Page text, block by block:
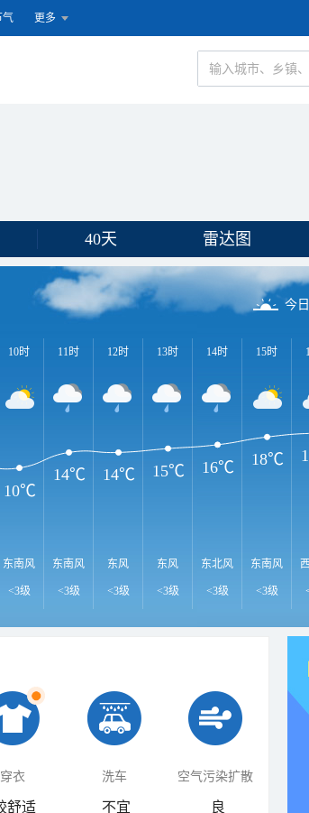
气 更多
40天 雷达图
今
10时
东南风
<3级
11时
东南风
<3级
12时
东风
<3级
13时
东风
<3级
14时
东北风
<3级
15时
东南风
<3级
10℃
14℃ 14℃ 15℃ 16℃ 18℃
穿衣 洗车 空气污染扩散
舒适 不宜 良